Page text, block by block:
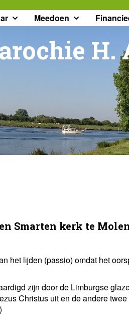
Meedoen
H.
Smarten kerk te
het lijden (passio) omdat het
zijn door de Limburgse
Christus uit en de andere